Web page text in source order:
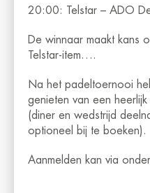
20:00: Telstar – ADO
De winnaar maakt kans
Telstar-item….
Na het padeltoernooi
genieten van een
(diner en wedstrijd
optioneel bij te boeken).
Aanmelden kan via